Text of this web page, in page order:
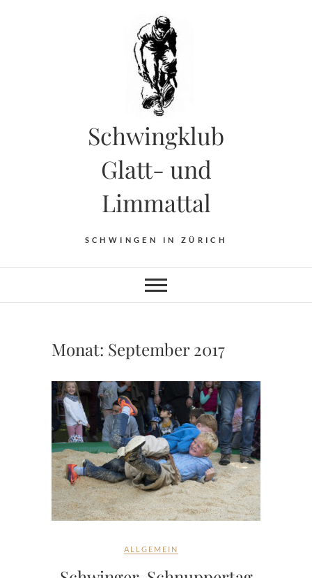
Schwingklub
Glatt- und
Limmattal
SCHWINGEN IN ZÜRICH
Monat: September 2017
ALLGEMEIN